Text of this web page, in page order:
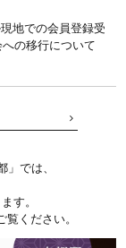
地での会員登録受
の移行について
では、
す。
ください。